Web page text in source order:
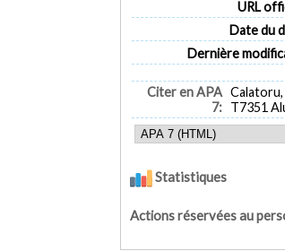
URL
Date du
Dernière
Citer en APA
7:
Calatoru,
T7351
Statistiques
Actions réservées au